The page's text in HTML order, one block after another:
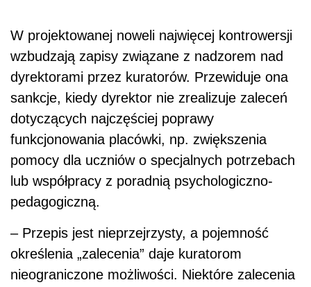
W projektowanej noweli najwięcej kontrowersji
wzbudzają zapisy związane z nadzorem nad
dyrektorami przez kuratorów. Przewiduje ona
sankcje, kiedy dyrektor nie zrealizuje zaleceń
dotyczących najczęściej poprawy
funkcjonowania placówki, np. zwiększenia
pomocy dla uczniów o specjalnych potrzebach
lub współpracy z poradnią psychologiczno-
pedagogiczną.
– Przepis jest nieprzejrzysty, a pojemność
określenia „zalecenia” daje kuratorom
nieograniczone możliwości. Niektóre zalecenia